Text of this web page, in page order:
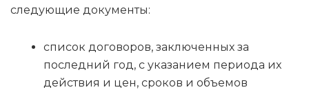
следующие документы:
список договоров, заключенных за
последний год, с указанием периода их
действия и цен, сроков и объемов